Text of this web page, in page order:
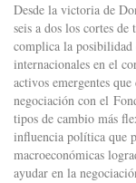
Desde la victoria de
seis a dos los cortes de
complica la posibilidad
internacionales en el
activos emergentes
negociación con el
tipos de cambio más
influencia política que
macroeconómicas
ayudar en la